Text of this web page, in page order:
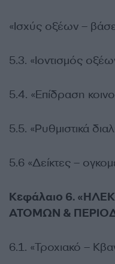
«Ισχύς οξέων –
5.3. «Ιοντισμός
5.4. «Επίδραση
5.5. «Ρυθμιστικά
5.6 «Δείκτες –
Κεφάλαιο 6.
ΑΤΟΜΩΝ &
6.1. «Τροχιακό –